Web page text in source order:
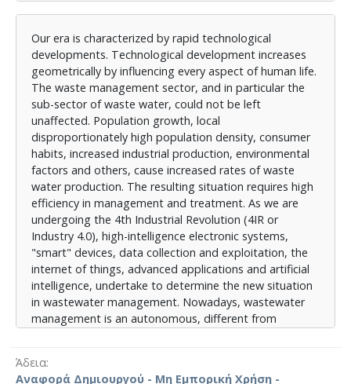
νέα κατάσταση στη διαχείριση υγρών αποβλήτων.
Πλέον, η διαχείριση των υγρών αποβλήτων αποτελεί
αυτόνομη λειτουργία, ξεχωριστή από την
επεξεργασία, που υποστηρίζει και βελτιώνει τη
λειτουργία των δικτύων υγρών αποβλήτων. Ο
βασικότερος μηχανισμός της διαχείρισης υγρών
αποβλήτων είναι η δημιουργία ενός δικτύου λήψης,
μετάδοσης, συλλογής, αξιολόγησης δεδομένων και
χρήση αυτών για εξαγωγή χρήσιμων συμπερασμάτων
και πρόβλεψης καταστάσεων. Κύρια σημεία ενός
ολοκληρωμένου και αξιόπιστου δικτύου δεδομένων
είναι η ακριβής μέτρηση, η γρήγορη μετάδοση, η
κατανοητή απεικόνιση, η ενδελεχής αξιολόγηση και η
ασφαλής αποθήκευση. Έτσι ώστε τα δεδομένα να
μπορούν να ανασυρθούν, να επεξεργαστούν και να
αξιοποιηθούν από τον άνθρωπο ή από ικανές
τεχνολογικές δομές.. Η παρούσα εργασία καταγράφει
και παρουσιάζει σύγχρονες τεχνολογίες που
αυτές χρησιμοποιούνται ήδη σε μικρή ή πειραματική
Our era is characterized by rapid technological
developments. Technological development increases
geometrically by influencing every aspect of human life.
The waste management sector, and in particular the
sub-sector of waste water, could not be left
unaffected. Population growth, local
disproportionately high population density, consumer
habits, increased industrial production, environmental
factors and others, cause increased rates of waste
water production. The resulting situation requires high
efficiency in management and treatment. As we are
undergoing the 4th Industrial Revolution (4IR or
Industry 4.0), high-intelligence electronic systems,
"smart" devices, data collection and exploitation, the
internet of things, advanced applications and artificial
intelligence, undertake to determine the new situation
in wastewater management. Nowadays, wastewater
management is an autonomous, different from
mechanism of wastewater management is the creation
Άδεια
Αναφορά Δημιουργού - Μη Εμπορική Χρήση -